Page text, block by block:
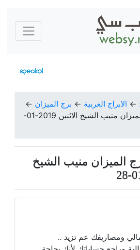
← الابراج الغربية ← برج الميزان ←
حظك اليوم برج الميزان منيب الشيخ الاثنين 2019-01-
الميزان منيب الشيخ
ومصاريفك عم تزيد ..